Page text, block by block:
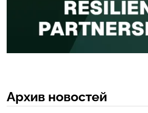
Архив новостей